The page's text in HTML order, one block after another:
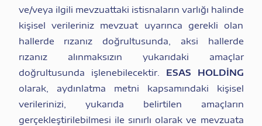
ve/veya ilgili mevzuattaki istisnaların varlığı halinde
kişisel verileriniz mevzuat uyarınca gerekli olan
hallerde rızanız doğrultusunda, aksi hallerde
rızanız alınmaksızın yukarıdaki amaçlar
doğrultusunda işlenebilecektir. ESAS HOLDİNG
olarak, aydınlatma metni kapsamındaki kişisel
verilerinizi, yukarıda belirtilen amaçların
gerçekleştirilebilmesi ile sınırlı olarak ve mevzuata